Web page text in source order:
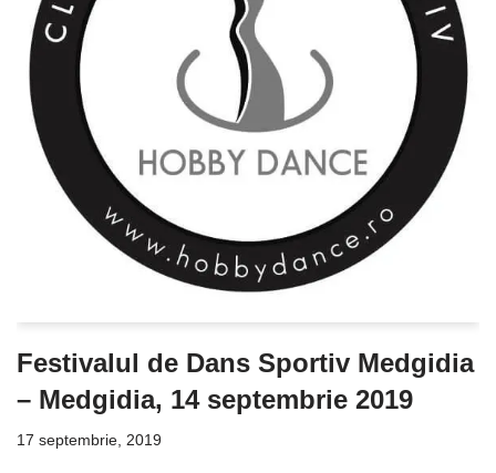
Festivalul de Dans Sportiv Medgidia
– Medgidia, 14 septembrie 2019
17 septembrie, 2019